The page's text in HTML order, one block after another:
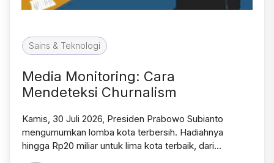
Sains & Teknologi
Media Monitoring: Cara
Mendeteksi Churnalism
Kamis, 30 Juli 2026, Presiden Prabowo Subianto
mengumumkan lomba kota terbersih. Hadiahnya
hingga Rp20 miliar untuk lima kota terbaik, dari…